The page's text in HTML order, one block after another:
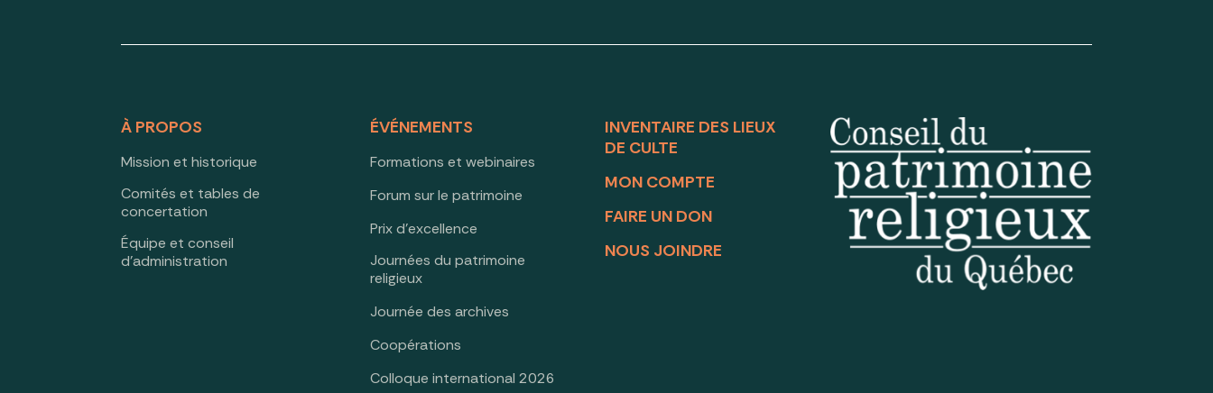
À PROPOS
Mission et historique
Comités et tables de
concertation
Équipe et conseil
d’administration
ÉVÉNEMENTS
Formations et webinaires
Forum sur le patrimoine
Prix d’excellence
Journées du patrimoine
religieux
Journée des archives
Coopérations
Colloque international 2026
INVENTAIRE DES LIEUX
DE CULTE
MON COMPTE
FAIRE UN DON
NOUS JOINDRE